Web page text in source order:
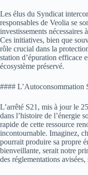
Les élus du Syndicat
responsables de Veolia se
investissements nécessaires
Ces initiatives, bien que
rôle crucial dans la
station d’épuration efficace
écosystème préservé.
#### L’Autoconsommation
L’arrêté S21, mis à jour le
dans l’histoire de l’énergie
rapide de cette ressource
incontournable. Imaginez,
pourrait produire sa propre
bienveillante, serait notre
des réglementations